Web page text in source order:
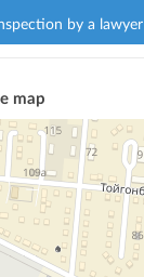
by a lawyer
map